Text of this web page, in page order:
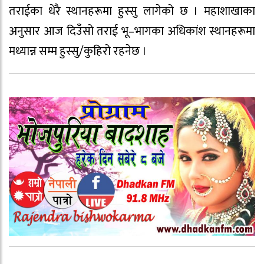
तराईका धेरै स्थानहरूमा हुस्सु लागेको छ । महाशाखाका
अनुसार आज दिउँसो तराई भू–भागका अधिकांश स्थानहरूमा
मध्यान्न सम्म हुस्सु/कुहिरो रहनेछ ।